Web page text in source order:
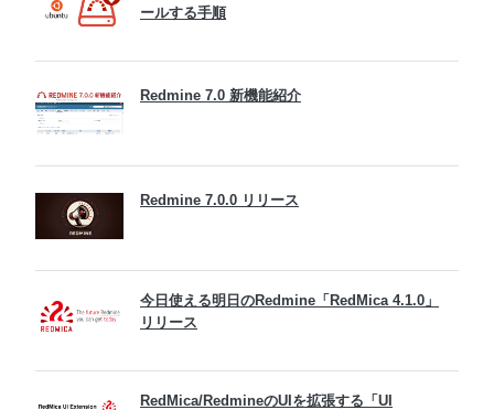
ールする手順
Redmine 7.0 新機能紹介
Redmine 7.0.0 リリース
今日使える明日のRedmine「RedMica 4.1.0」
リリース
RedMica/RedmineのUIを拡張する「UI